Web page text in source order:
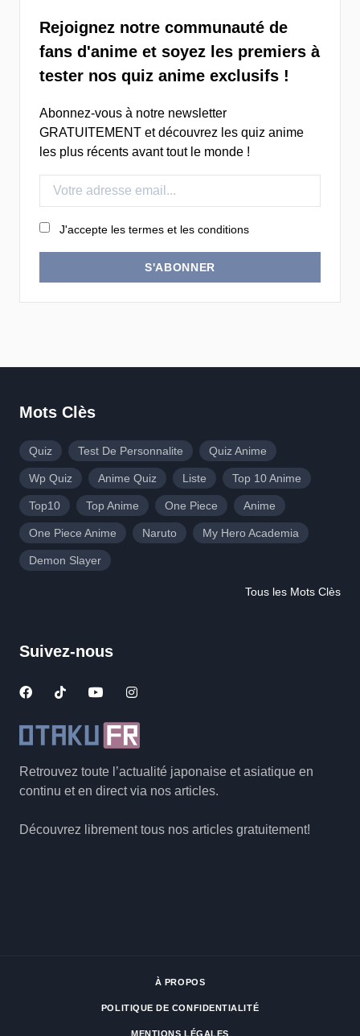
Rejoignez notre communauté de
fans d'anime et soyez les premiers à
tester nos quiz anime exclusifs !
Abonnez-vous à notre newsletter
GRATUITEMENT et découvrez les quiz anime
les plus récents avant tout le monde !
J'accepte les termes et les conditions
S'ABONNER
Retrouvez toute l’actualité japonaise et asiatique en
continu et en direct via nos articles.
Découvrez librement tous nos articles gratuitement!
Mots Clès
Quiz Test De Personnalite Quiz Anime
Wp Quiz Anime Quiz Liste Top 10 Anime
Top10 Top Anime One Piece Anime
One Piece Anime Naruto My Hero Academia
Demon Slayer
Tous les Mots Clès
Suivez-nous
À PROPOS
POLITIQUE DE CONFIDENTIALITÉ
MENTIONS LÉGALES